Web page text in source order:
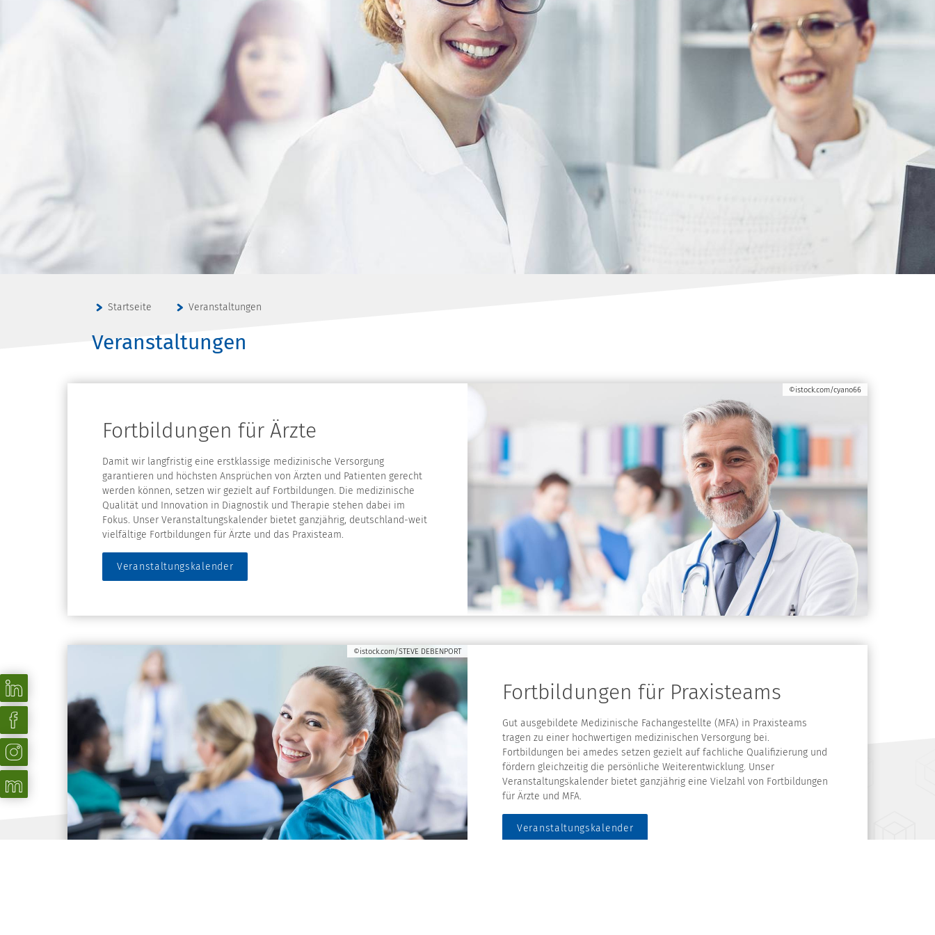
Startseite Veranstaltungen
Veranstaltungen
Fortbildungen für Ärzte
Damit wir langfristig eine erstklassige medizinische Versorgung
garantieren und höchsten Ansprüchen von Ärzten und Patienten gerecht
werden können, setzen wir gezielt auf Fortbildungen. Die medizinische
Qualität und Innovation in Diagnostik und Therapie stehen dabei im
Fokus. Unser Veranstaltungskalender bietet ganzjährig, deutschland-weit
vielfältige Fortbildungen für Ärzte und das Praxisteam.
Veranstaltungskalender
©istock.com/cyano66
Fortbildungen für Praxisteams
Gut ausgebildete Medizinische Fachangestellte (MFA) in Praxisteams
tragen zu einer hochwertigen medizinischen Versorgung bei.
Fortbildungen bei amedes setzen gezielt auf fachliche Qualifizierung und
fördern gleichzeitig die persönliche Weiterentwicklung. Unser
Veranstaltungskalender bietet ganzjährig eine Vielzahl von Fortbildungen
für Ärzte und MFA.
Veranstaltungskalender
©istock.com/STEVE DEBENPORT